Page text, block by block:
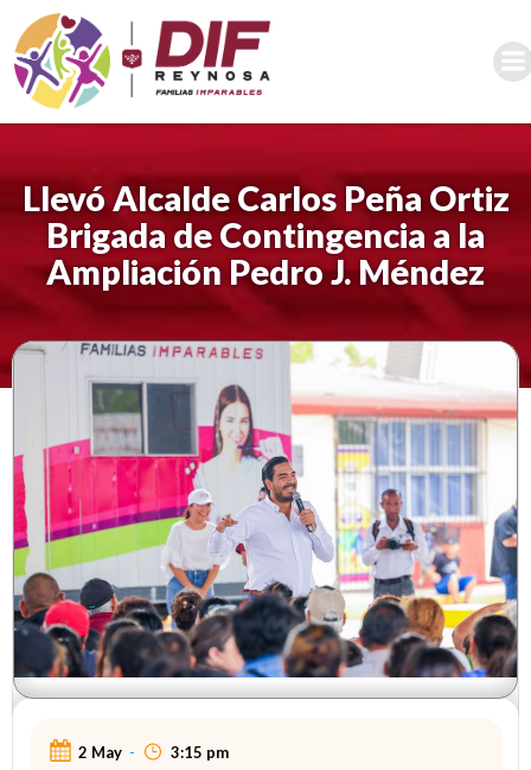
al
contenido
Llevó Alcalde Carlos Peña Ortiz
Brigada de Contingencia a la
Ampliación Pedro J. Méndez
2 May - 3:15 pm